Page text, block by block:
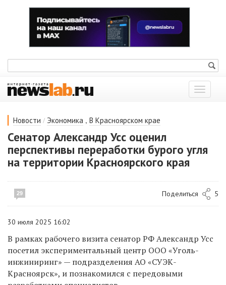
Показать
меню
Новости / Экономика , В Красноярском крае
Сенатор Александр Усс оценил
перспективы переработки бурого угля
на территории Красноярского края
29 Поделиться 5
30 июля 2025 16:02
В рамках рабочего визита сенатор РФ Александр Усс
посетил экспериментальный центр ООО «Уголь-
инжиниринг» — подразделения АО «СУЭК-
Красноярск», и познакомился с передовыми